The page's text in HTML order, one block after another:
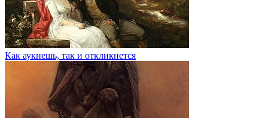
Как аукнешь, так и откликнется